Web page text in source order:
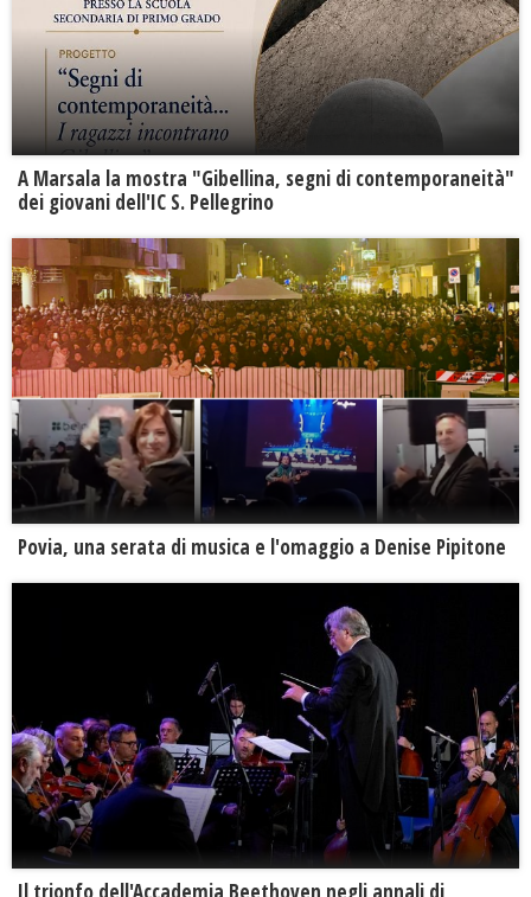
A Marsala la mostra "Gibellina, segni di contemporaneità"
dei giovani dell'IC S. Pellegrino
Povia, una serata di musica e l'omaggio a Denise Pipitone
Il trionfo dell'Accademia Beethoven negli annali di